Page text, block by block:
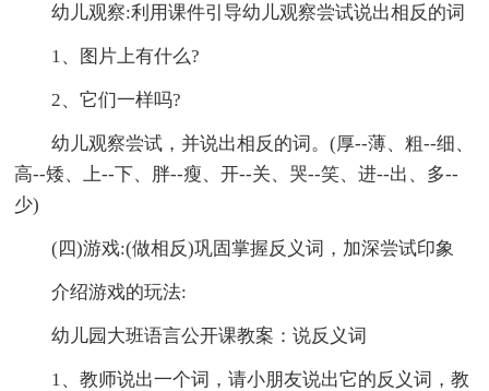
幼儿观察:利用课件引导幼儿观察尝试说出相反的词
1、图片上有什么?
2、它们一样吗?
幼儿观察尝试，并说出相反的词。(厚--薄、粗--细、
高--矮、上--下、胖--瘦、开--关、哭--笑、进--出、多--
少)
(四)游戏:(做相反)巩固掌握反义词，加深尝试印象
介绍游戏的玩法:
幼儿园大班语言公开课教案：说反义词
1、教师说出一个词，请小朋友说出它的反义词，教